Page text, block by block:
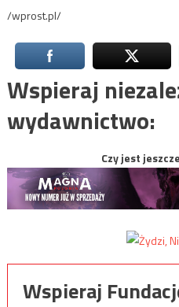
/wprost.pl/
Wspieraj
wydawnictwo:
Czy jest
Wspieraj